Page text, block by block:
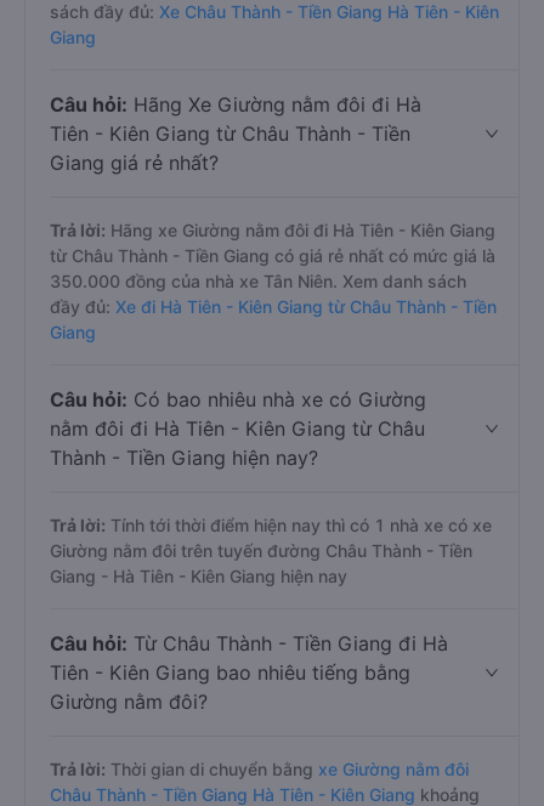
sách đầy đủ: Xe Châu Thành - Tiền Giang Hà Tiên - Kiên
Giang
Câu hỏi: Hãng Xe Giường nằm đôi đi Hà
Tiên - Kiên Giang từ Châu Thành - Tiền
Giang giá rẻ nhất?
Trả lời: Hãng xe Giường nằm đôi đi Hà Tiên - Kiên Giang
từ Châu Thành - Tiền Giang có giá rẻ nhất có mức giá là
350.000 đồng của nhà xe Tân Niên. Xem danh sách
đầy đủ: Xe đi Hà Tiên - Kiên Giang từ Châu Thành - Tiền
Giang
Câu hỏi: Có bao nhiêu nhà xe có Giường
nằm đôi đi Hà Tiên - Kiên Giang từ Châu
Thành - Tiền Giang hiện nay?
Trả lời: Tính tới thời điểm hiện nay thì có 1 nhà xe có xe
Giường nằm đôi trên tuyến đường Châu Thành - Tiền
Giang - Hà Tiên - Kiên Giang hiện nay
Câu hỏi: Từ Châu Thành - Tiền Giang đi Hà
Tiên - Kiên Giang bao nhiêu tiếng bằng
Giường nằm đôi?
Trả lời: Thời gian di chuyển bằng xe Giường nằm đôi
Châu Thành - Tiền Giang Hà Tiên - Kiên Giang khoảng